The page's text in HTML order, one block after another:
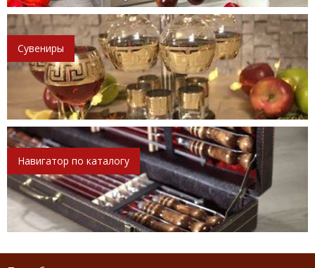
Сувениры
Навигатор по каталогу